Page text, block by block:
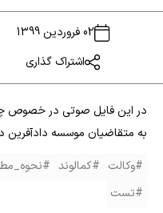
02 فروردین 1399
اشتراک گذاری
در این فایل صوتی در خصوص
به متقاضیان موسسه دادآفرین
#وکالت #کمالوند
#تست